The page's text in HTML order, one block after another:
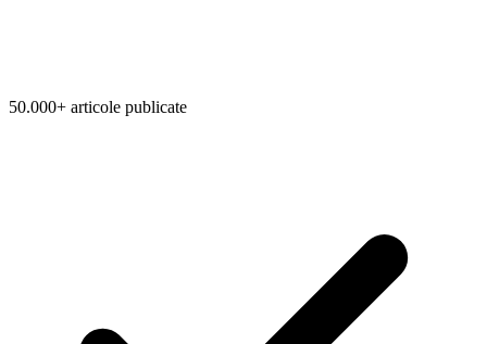
50.000+ articole publicate